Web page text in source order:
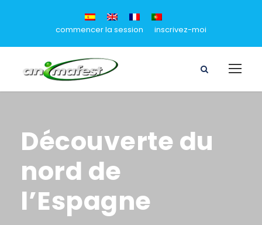
commencer la session inscrivez-moi
Découverte du
nord de
l’Espagne